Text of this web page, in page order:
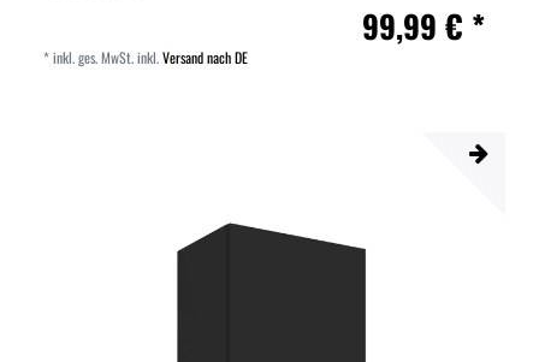
99,99 € *
*inkl. ges. MwSt.inkl.Versand nach DE